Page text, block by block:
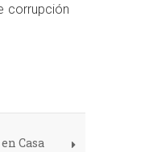
corrupción
Casa